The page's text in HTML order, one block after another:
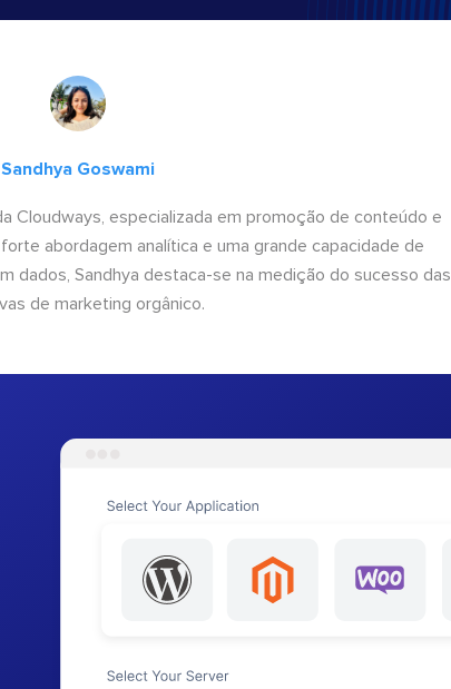
Sandhya Goswami
Cloudways, especializada em promoção de conteúdo e
abordagem analítica e uma grande capacidade de
dados, Sandhya destaca-se na medição do sucesso das
de marketing orgânico.